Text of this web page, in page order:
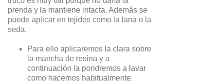
prenda y la mantiene intacta. Además se
puede aplicar en tejidos como la lana o la
seda.
Para ello aplicaremos la clara sobre
la mancha de resina y a
continuación la pondremos a lavar
como hacemos habitualmente.